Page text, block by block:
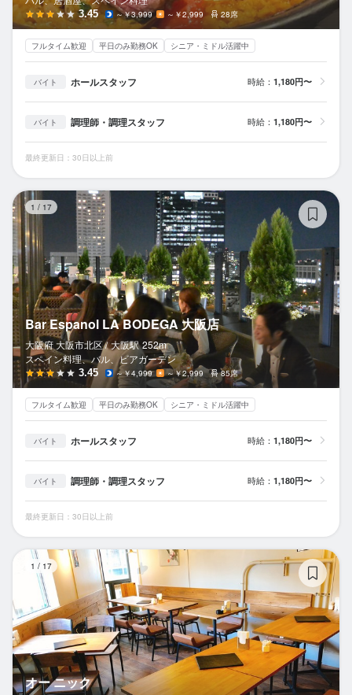
3.45 ～￥3,999 ～￥2,999 28席
フルタイム歓迎 平日のみ勤務OK シニア・ミドル活躍中
バイト ホールスタッフ 時給： 1,180円〜
バイト 調理師・調理スタッフ 時給： 1,180円〜
最終更新日：30日以上前
1 / 17
Bar Espanol LA BODEGA 大阪店
大阪府 大阪市北区 / 大阪駅 252m
スペイン料理、バル、ビアガーデン
3.45 ～￥4,999 ～￥2,999 85席
フルタイム歓迎 平日のみ勤務OK シニア・ミドル活躍中
バイト ホールスタッフ 時給： 1,180円〜
バイト 調理師・調理スタッフ 時給： 1,180円〜
最終更新日：30日以上前
1 / 17
オー ニック